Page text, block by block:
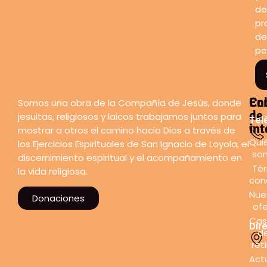
de
Somos una obra de la Compañía de Jesús, donde
jesuitas, religiosos y laicos trabajamos juntos para
mostrar a otros el camino hacia Dios a través de
los Ejercicios Espirituales de San Ignacio de Loyola, el
discernimiento espiritual y el acompañamiento en
la vida religiosa.
Donaciones
de